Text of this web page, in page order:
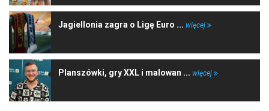
Jagiellonia zagra o Ligę Euro ... więcej
Planszówki, gry XXL i malowan ... więcej